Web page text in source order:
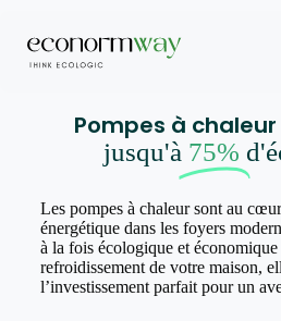
Pompes à
jusqu'à 75%
Les pompes à chaleur sont au
énergétique dans les foyers
à la fois écologique et
refroidissement de votre maison,
l’investissement parfait pour un